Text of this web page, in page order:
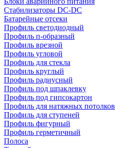
Стабилизаторы DC-DC
Батарейные отсеки
Профиль светодиодный
Профиль п-образный
Профиль врезной
Профиль угловой
Профиль для стекла
Профиль круглый
Профиль радиусный
Профиль под шпаклевку
Профиль под гипсокартон
Профиль для натяжных потолков
Профиль для ступеней
Профиль фигурный
Профиль герметичный
Полоса